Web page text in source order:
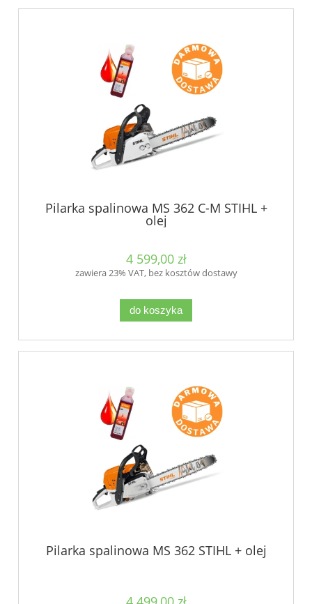
Pilarka spalinowa MS 362 C-M STIHL +
olej
4 599,00 zł
zawiera 23% VAT, bez kosztów dostawy
do koszyka
Pilarka spalinowa MS 362 STIHL + olej